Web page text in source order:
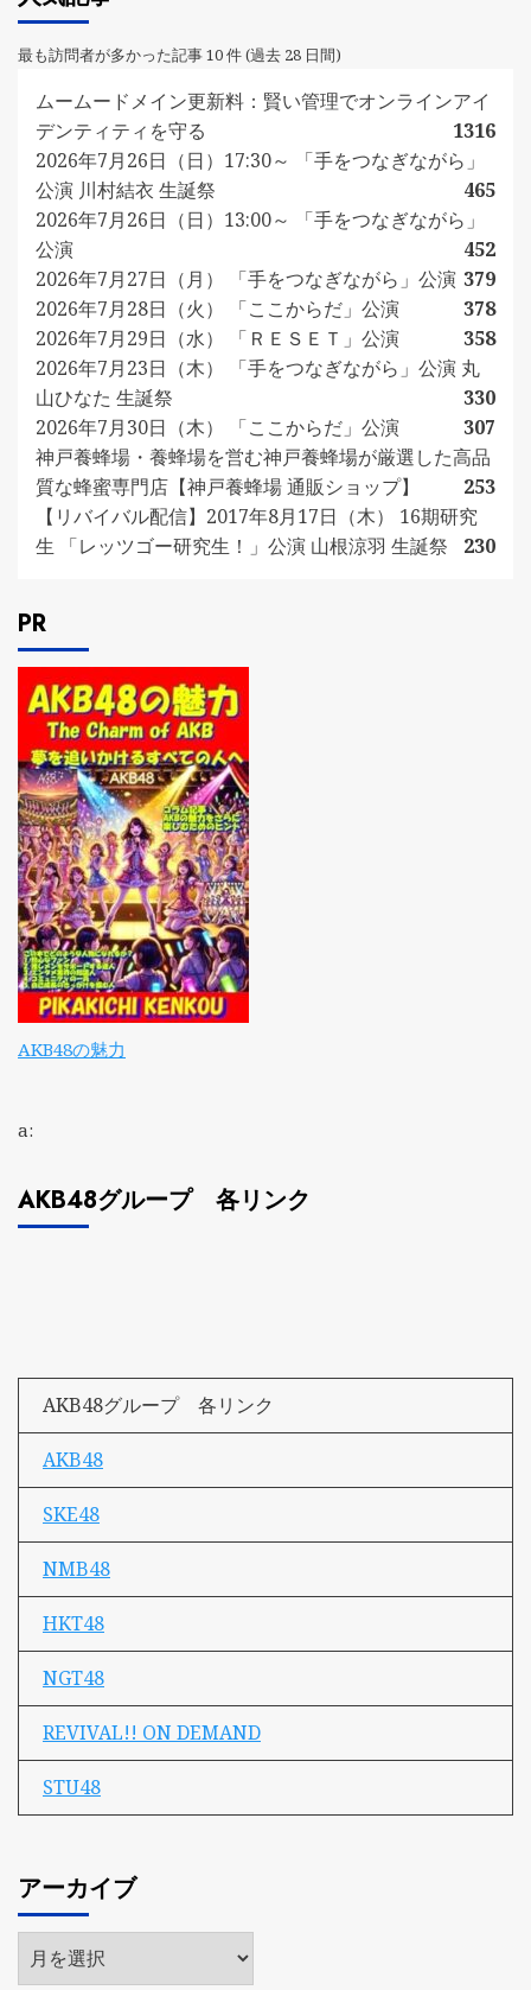
最も訪問者が多かった記事 10 件 (過去 28 日間)
ムームードメイン更新料：賢い管理でオンラインアイ
デンティティを守る
1316
2026年7月26日（日）17:30～ 「手をつなぎながら」
公演 川村結衣 生誕祭
465
2026年7月26日（日）13:00～ 「手をつなぎながら」
公演
452
2026年7月27日（月） 「手をつなぎながら」公演 379
2026年7月28日（火） 「ここからだ」公演
378
2026年7月29日（水） 「ＲＥＳＥＴ」公演
358
2026年7月23日（木） 「手をつなぎながら」公演 丸
山ひなた 生誕祭
330
2026年7月30日（木） 「ここからだ」公演
307
神戸養蜂場・養蜂場を営む神戸養蜂場が厳選した高品
質な蜂蜜専門店【神戸養蜂場 通販ショップ】
253
【リバイバル配信】2017年8月17日（木） 16期研究
生 「レッツゴー研究生！」公演 山根涼羽 生誕祭
230
PR
AKB48の魅力
a:
AKB48グループ 各リンク
AKB48グループ 各リンク
AKB48
SKE48
NMB48
HKT48
NGT48
REVIVAL!! ON DEMAND
STU48
アーカイブ
ア
ー